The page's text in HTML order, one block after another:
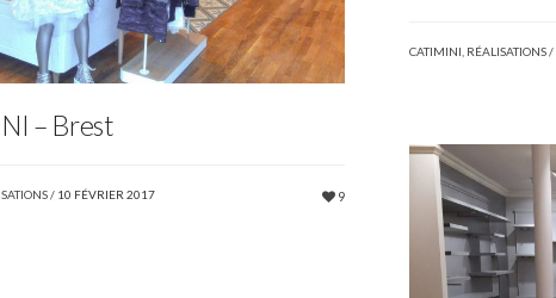
– Brest
/ 10 FÉVRIER 2017 9
CATIMINI RÉALISATIONS/